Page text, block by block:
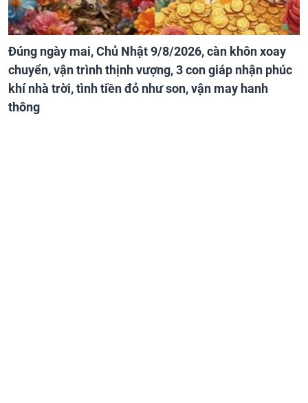
Đúng ngày mai, Chủ Nhật 9/8/2026, càn khôn xoay
chuyển, vận trình thịnh vượng, 3 con giáp nhận phúc
khí nhà trời, tình tiền đỏ như son, vận may hanh
thông